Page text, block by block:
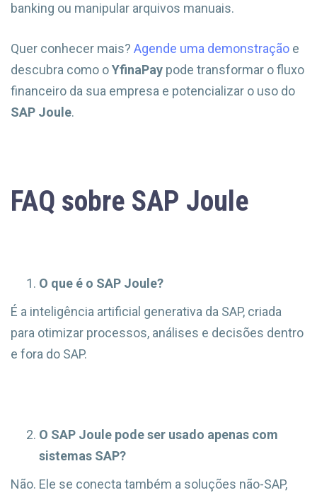
banking ou manipular arquivos manuais.
Quer conhecer mais? Agende uma demonstração e
descubra como oYfinaPay pode transformar o fluxo
financeiro da sua empresa e potencializar o uso do
SAP Joule.
FAQ sobre SAP Joule
O que é o SAP Joule?
É a inteligência artificial generativa da SAP, criada
para otimizar processos, análises e decisões dentro
e fora do SAP.
O SAP Joule pode ser usado apenas com
sistemas SAP?
Não. Ele se conecta também a soluções não-SAP,